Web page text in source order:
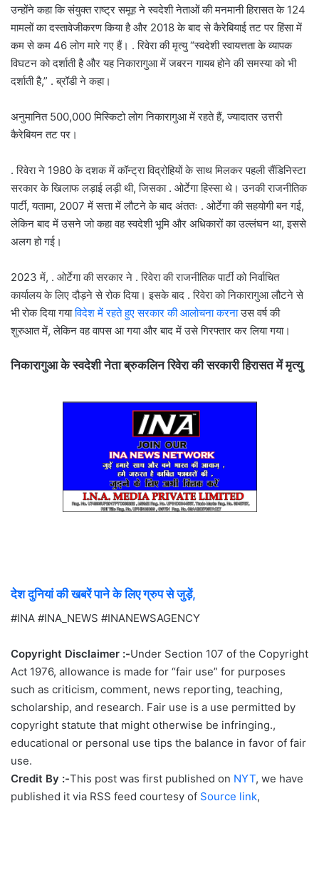
उन्होंने कहा कि संयुक्त राष्ट्र समूह ने स्वदेशी नेताओं की मनमानी हिरासत के 124
मामलों का दस्तावेजीकरण किया है और 2018 के बाद से कैरेबियाई तट पर हिंसा में
कम से कम 46 लोग मारे गए हैं। . रिवेरा की मृत्यु “स्वदेशी स्वायत्तता के व्यापक
विघटन को दर्शाती है और यह निकारागुआ में जबरन गायब होने की समस्या को भी
दर्शाती है,” . ब्रॉडी ने कहा।
अनुमानित 500,000 मिस्किटो लोग निकारागुआ में रहते हैं, ज्यादातर उत्तरी
कैरेबियन तट पर।
. रिवेरा ने 1980 के दशक में कॉन्ट्रा विद्रोहियों के साथ मिलकर पहली सैंडिनिस्टा
सरकार के खिलाफ लड़ाई लड़ी थी, जिसका . ओर्टेगा हिस्सा थे। उनकी राजनीतिक
पार्टी, यतामा, 2007 में सत्ता में लौटने के बाद अंततः . ओर्टेगा की सहयोगी बन गई,
लेकिन बाद में उसने जो कहा वह स्वदेशी भूमि और अधिकारों का उल्लंघन था, इससे
अलग हो गई।
2023 में, . ओर्टेगा की सरकार ने . रिवेरा की राजनीतिक पार्टी को निर्वाचित
कार्यालय के लिए दौड़ने से रोक दिया। इसके बाद . रिवेरा को निकारागुआ लौटने से
भी रोक दिया गयाविदेश में रहते हुए सरकार की आलोचना करनाउस वर्ष की
शुरुआत में, लेकिन वह वापस आ गया और बाद में उसे गिरफ्तार कर लिया गया।
निकारागुआ के स्वदेशी नेता ब्रुकलिन रिवेरा की सरकारी हिरासत में मृत्यु
देश दुनियां की खबरें पाने के लिए ग्रुप से जुड़ें,
#INA #INA_NEWS #INANEWSAGENCY
Copyright Disclaimer :-Under Section 107 of the Copyright
Act 1976, allowance is made for “fair use” for purposes
such as criticism, comment, news reporting, teaching,
scholarship, and research. Fair use is a use permitted by
copyright statute that might otherwise be infringing.,
educational or personal use tips the balance in favor of fair
use.
Credit By :-This post was first published on NYT, we have
published it via RSS feed courtesy of Source link,